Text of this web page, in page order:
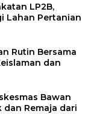
LP2B,
Lahan Pertanian
Rutin Bersama
dan
Bawan
Remaja dari